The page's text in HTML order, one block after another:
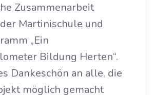
Zusammenarbeit
Martinischule und
„Ein
Bildung Herten“.
Dankeschön an alle, die
möglich gemacht